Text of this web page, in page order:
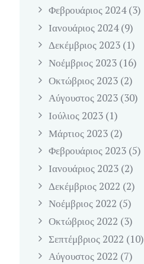
Φεβρουάριος 2024(3)
Ιανουάριος 2024(9)
Δεκέμβριος 2023 (1)
Νοέμβριος 2023 (16)
Οκτώβριος 2023 (2)
Αύγουστος 2023 (30)
Ιούλιος 2023 (1)
Μάρτιος 2023 (2)
Φεβρουάριος 2023 (5)
Ιανουάριος 2023 (2)
Δεκέμβριος 2022 (2)
Νοέμβριος 2022 (5)
Οκτώβριος 2022 (3)
Σεπτέμβριος 2022 (10)
Αύγουστος 2022 (7)